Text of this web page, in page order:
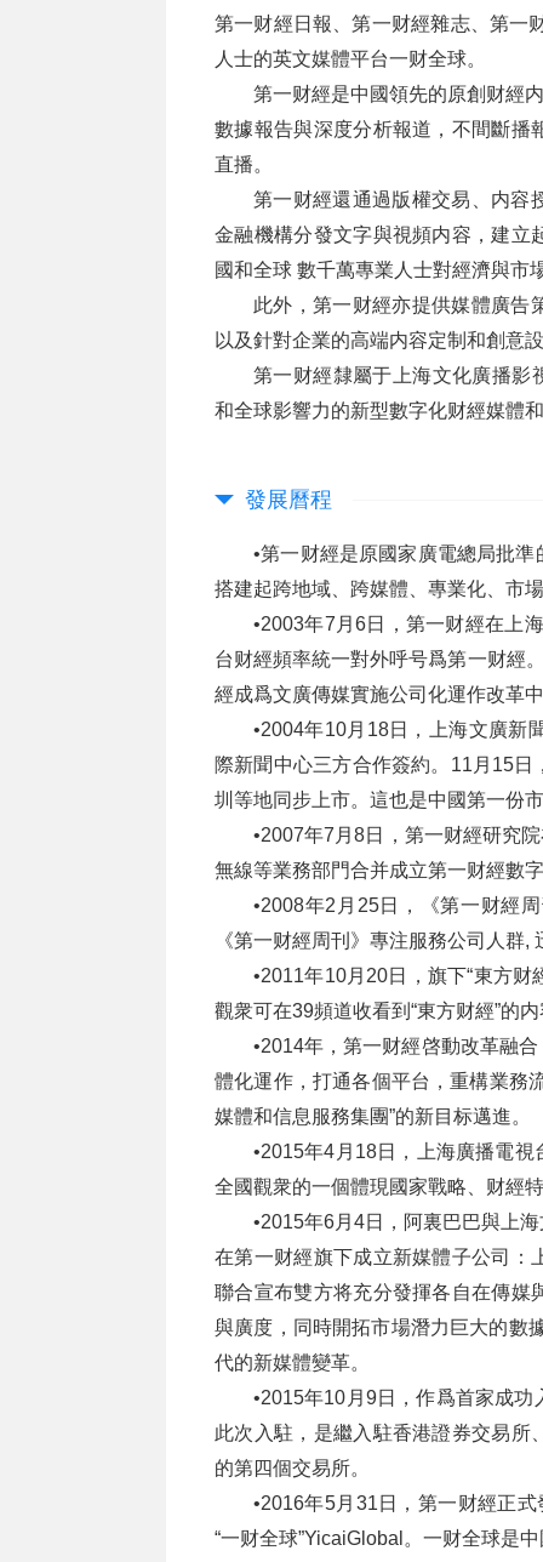
第一财經日報、第一财經雜志、第一
人士的英文媒體平台一财全球。
第一财經是中國領先的原創财經
數據報告與深度分析報道，不間斷播
直播。
第一财經還通過版權交易、内容
金融機構分發文字與視頻内容，建立
國和全球 數千萬專業人士對經濟與市
此外，第一财經亦提供媒體廣告
以及針對企業的高端内容定制和創意
第一财經隸屬于上海文化廣播影
和全球影響力的新型數字化财經媒體
發展曆程
•第一财經是原國家廣電總局批
搭建起跨地域、跨媒體、專業化、市
•2003年7月6日，第一财經在上
台财經頻率統一對外呼号爲第一财經
經成爲文廣傳媒實施公司化運作改革
•2004年10月18日，上海文廣新
際新聞中心三方合作簽約。11月15
圳等地同步上市。這也是中國第一份
•2007年7月8日，第一财經研究
無線等業務部門合并成立第一财經數
•2008年2月25日，《第一财經
《第一财經周刊》專注服務公司人群
•2011年10月20日，旗下“東方
觀衆可在39頻道收看到“東方财經”的
•2014年，第一财經啓動改革融
體化運作，打通各個平台，重構業務
媒體和信息服務集團”的新目标邁進。
•2015年4月18日，上海廣播電視
全國觀衆的一個體現國家戰略、财經
•2015年6月4日，阿裏巴巴與上
在第一财經旗下成立新媒體子公司：
聯合宣布雙方将充分發揮各自在傳媒
與廣度，同時開拓市場潛力巨大的數
代的新媒體變革。
•2015年10月9日，作爲首家成
此次入駐，是繼入駐香港證券交易所
的第四個交易所。
•2016年5月31日，第一财經正
“一财全球”YicaiGlobal。一财全球是